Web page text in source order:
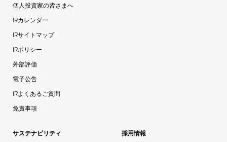
個人投資家の皆さまへ
IRカレンダー
IRサイトマップ
IRポリシー
外部評価
電子公告
IRよくあるご質問
免責事項
サステナビリティ
採用情報